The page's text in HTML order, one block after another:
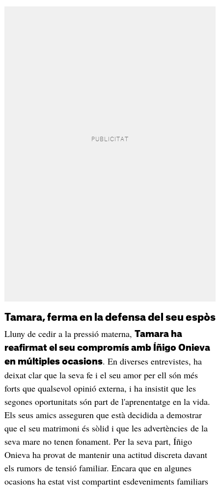
Tamara, ferma en la defensa del seu espòs
Lluny de cedir a la pressió materna, Tamara ha
reafirmat el seu compromís amb Íñigo Onieva
en múltiples ocasions. En diverses entrevistes, ha
deixat clar que la seva fe i el seu amor per ell són més
forts que qualsevol opinió externa, i ha insistit que les
segones oportunitats són part de l'aprenentatge en la vida.
Els seus amics asseguren que està decidida a demostrar
que el seu matrimoni és sòlid i que les advertències de la
seva mare no tenen fonament. Per la seva part, Íñigo
Onieva ha provat de mantenir una actitud discreta davant
els rumors de tensió familiar. Encara que en algunes
ocasions ha estat vist compartint esdeveniments familiars